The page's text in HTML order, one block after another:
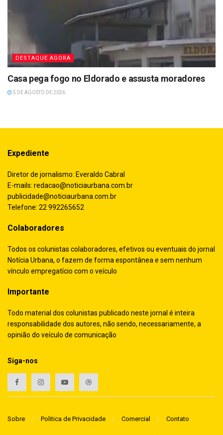
DESTAQUE AGORA
Casa pega fogo no Eldorado e assusta moradores
5 DE AGOSTO DE 2026
Expediente
Diretor de jornalismo: Everaldo Cabral
E-mails: redacao@noticiaurbana.com.br
publicidade@noticiaurbana.com.br
Telefone: 22 992265652
Colaboradores
Todos os colunistas colaboradores, efetivos ou eventuais do jornal
Notícia Urbana, o fazem de forma espontânea e sem nenhum
vínculo empregatício com o veículo
Importante
Todo material dos colunistas publicado neste jornal é inteira
responsabilidade dos autores, não sendo, necessariamente, a
opinião do veículo de comunicação
Siga-nos
Sobre Politica de Privacidade Comercial Contato